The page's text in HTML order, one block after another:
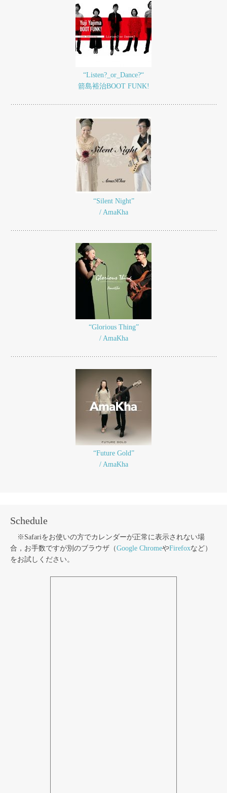
“Listen?_or_Dance?“
箭島裕治BOOT FUNK!
“Silent Night”
/ AmaKha
“Glorious Thing”
/ AmaKha
“Future Gold”
/ AmaKha
Schedule
※Safariをお使いの方でカレンダーが正常に表示されない場
合，お手数ですが別のブラウザ（Google ChromeやFirefoxなど）
をお試しください。